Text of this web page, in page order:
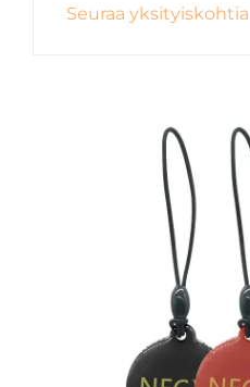
monipuolisuuudella.
Seuraa yksityiskohtia